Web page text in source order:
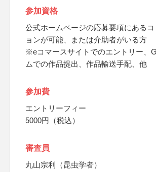
参加資格
公式ホームページの応募要項にある
ョンが可能、または介助者がいる方
※eコマースサイトでのエントリー、
ムでの作品提出、作品輸送手配、他
参加費
エントリーフィー
5000円（税込）
審査員
丸山宗利（昆虫学者）